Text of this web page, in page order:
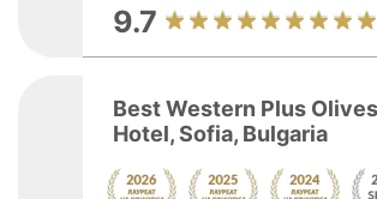
9.7
Best Western Plus
Hotel, Sofia, Bulgaria